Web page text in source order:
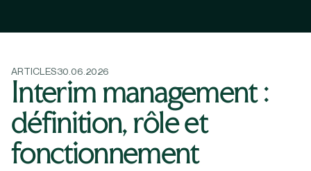
ARTICLES30.06.2026
Interim management :
définition, rôle et
fonctionnement